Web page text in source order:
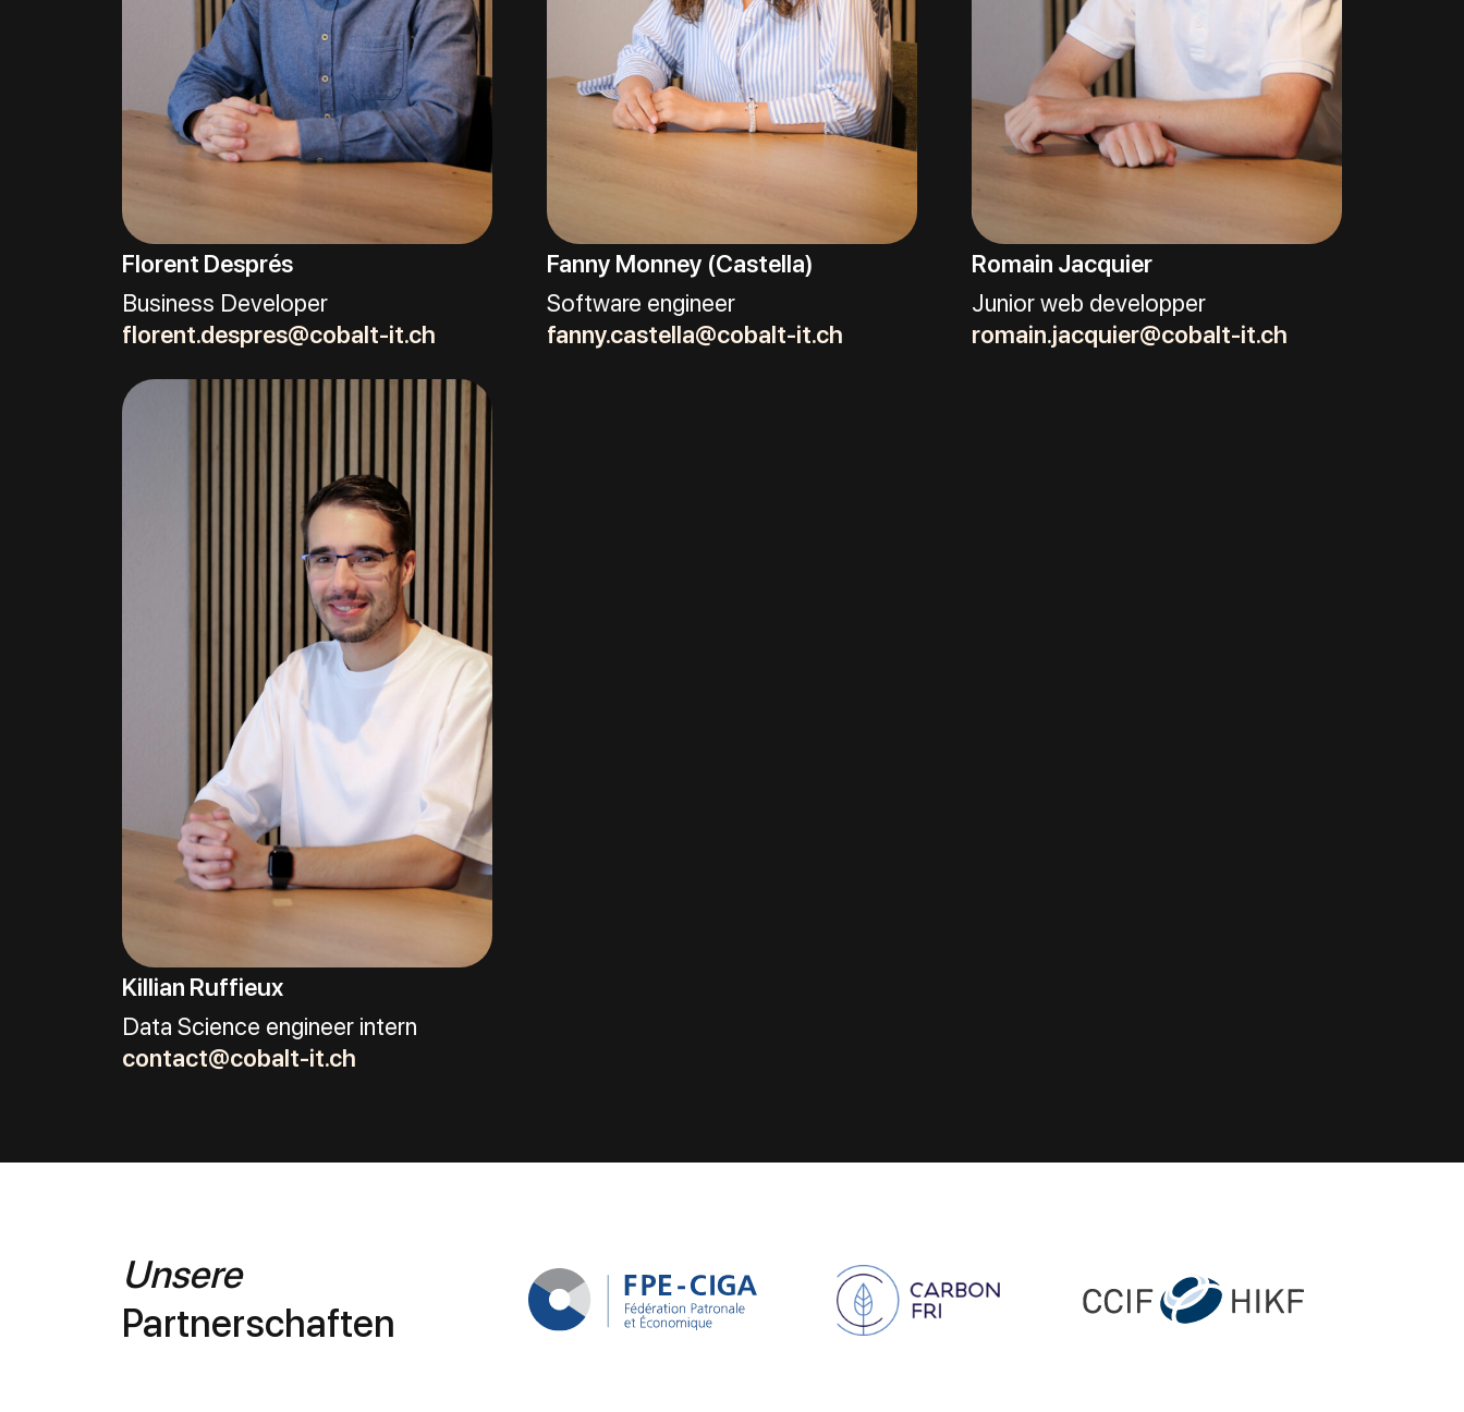
Florent Després
Business Developer
florent.despres@cobalt-it.ch
Fanny Monney (Castella)
Software engineer
fanny.castella@cobalt-it.ch
Romain Jacquier
Junior web developper
romain.jacquier@cobalt-it.ch
Killian Ruffieux
Data Science engineer intern
contact@cobalt-it.ch
Unsere
Partnerschaften